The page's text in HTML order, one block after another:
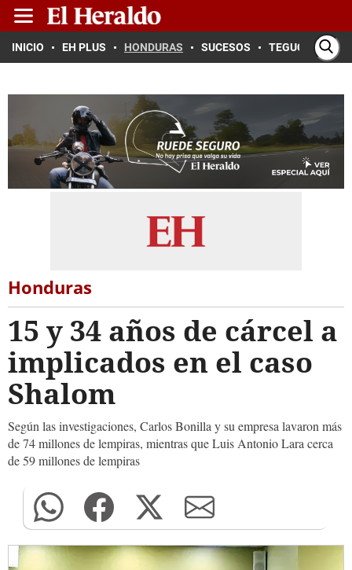
INICIO EH PLUS HONDURAS SUCESOS TEGUCIGALPA
Honduras
15 y 34 años de cárcel a
implicados en el caso
Shalom
Según las investigaciones, Carlos Bonilla y su empresa lavaron más
de 74 millones de lempiras, mientras que Luis Antonio Lara cerca
de 59 millones de lempiras